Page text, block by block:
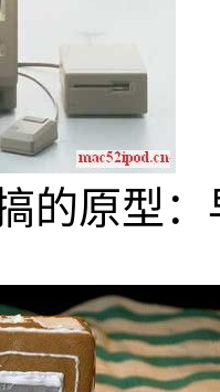
的原型